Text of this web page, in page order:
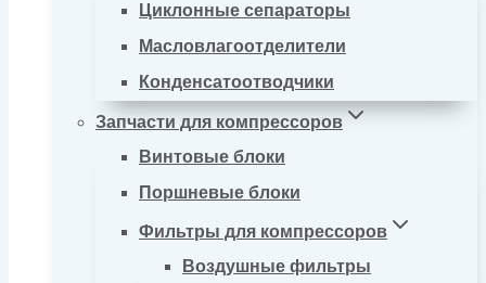
Циклонные сепараторы
Масловлагоотделители
Конденсатоотводчики
Запчасти для компрессоров
Винтовые блоки
Поршневые блоки
Фильтры для компрессоров
Воздушные фильтры